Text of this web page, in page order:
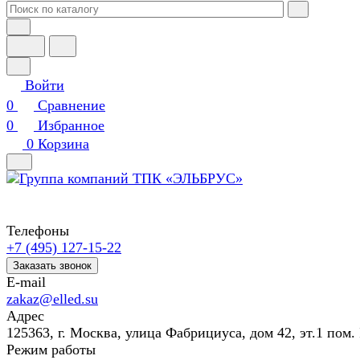
Войти
0
Сравнение
0
Избранное
0 Корзина
Телефоны
+7 (495) 127-15-22
Заказать звонок
E-mail
zakaz@elled.su
Адрес
125363, г. Москва, улица Фабрициуса, дом 42, эт.1
Режим работы